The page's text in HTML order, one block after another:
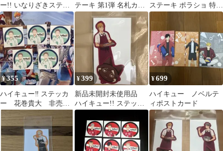
ー!! いなりざきステー
キ コラボ特典セット
テーキ 第1弾 名札カー
ド 宮治
ステーキ ポラショ 特典
治
¥355
ハイキュー‼︎ ステッカ
ー 花巻貴大 非売
品 5枚セット ジャン
バル2026
¥399
新品未開封未使用品
ハイキュー!! ステッカ
ー 宮侑 非売品
¥699
ハイキュー ノベルテ
ィポストカード